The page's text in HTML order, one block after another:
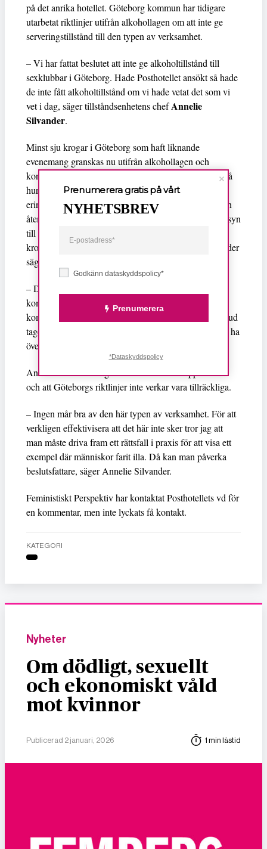
på det anrika hotellet. Göteborg kommun har tidigare
utarbetat riktlinjer utifrån alkohollagen om att inte ge
serveringstillstånd till den typen av verksamhet.
– Vi har fattat beslutet att inte ge alkoholtillstånd till
sexklubbar i Göteborg. Hade Posthotellet ansökt så hade
de inte fått alkoholtillstånd om vi hade vetat det som vi
vet i dag, säger tillståndsenhetens chefAnnelie
Silvander.
Minst sju krogar i Göteborg som haft liknande
evenemang granskas nu utifrån alkohollagen och
konsekvenserna kan komma att se olika ut beroende på
hur avtalet sett ut. Rent juridiskt ska det börja med en
erinran som kan leda till en varning och slutligen bli en
återkallelse av tillståndet. Tillståndsenheten ska ta hänsyn
till hur allvarlig händelsen var och hur många gånger
krogen har överträtt sina befogenheter. Annelie Silvander
säger att det kan ta tid innan granskningen är klar.
– Det är många krogar som granskas nu så det här
kommer ta tid, och vi vet inte ännu vad krogarna
kommer få för påföljder, om de ens får några över huvud
taget. Om man återkallar alkoholtillståndet ska krogen ha
överträtt sina befogenheter kraftigt.
Annelie Silvander säger att hon är emot strippklubbar
och att Göteborgs riktlinjer inte verkar vara tillräckliga.
– Ingen mår bra av den här typen av verksamhet. För att
verkligen effektivisera att det här inte sker tror jag att
man måste driva fram ett rättsfall i praxis för att visa ett
exempel där människor farit illa. Då kan man påverka
beslutsfattare, säger Annelie Silvander.
Feministiskt Perspektiv har kontaktat Posthotellets vd för
en kommentar, men inte lyckats få kontakt.
KATEGORI
Nyheter
Om dödligt, sexuellt
och ekonomiskt våld
mot kvinnor
Publicerad 2 januari, 2026 1 min lästid
Godkänn dataskyddspolicy*
Prenumerera
Prenumerera gratis på vårt
NYHETSBREV
*Dataskyddspolicy